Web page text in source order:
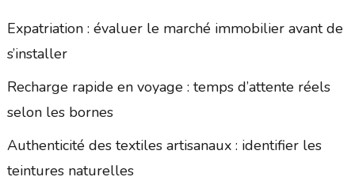
Expatriation : évaluer le marché immobilier avant de
s’installer
Recharge rapide en voyage : temps d’attente réels
selon les bornes
Authenticité des textiles artisanaux : identifier les
teintures naturelles